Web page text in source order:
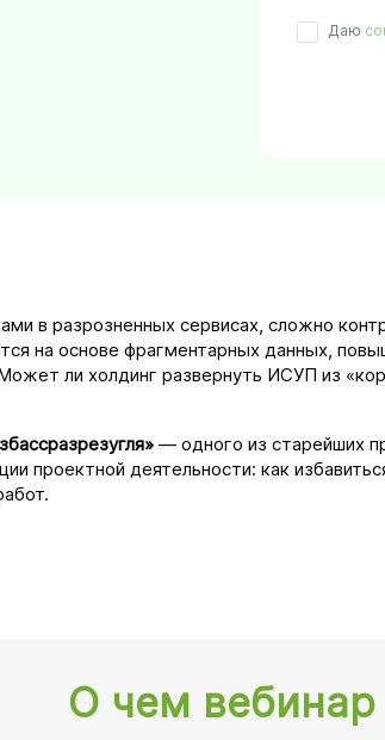
Даю
в разрозненных сервисах, сложно
на основе фрагментарных данных,
ли холдинг развернуть ИСУП из
— одного из старейших
проектной деятельности: как
О чем вебинар